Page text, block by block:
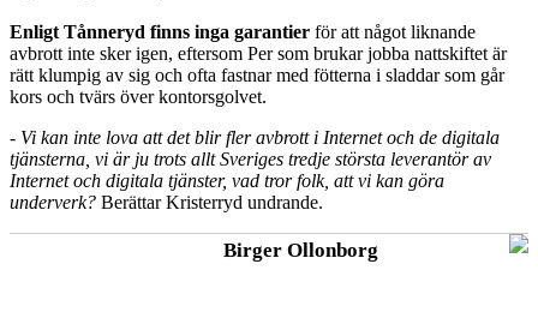
Enligt Tånneryd finns inga garantier för att något liknande
avbrott inte sker igen, eftersom Per som brukar jobba nattskiftet är
rätt klumpig av sig och ofta fastnar med fötterna i sladdar som går
kors och tvärs över kontorsgolvet.
- Vi kan inte lova att det blir fler avbrott i Internet och de digitala
tjänsterna, vi är ju trots allt Sveriges tredje största leverantör av
Internet och digitala tjänster, vad tror folk, att vi kan göra
underverk? Berättar Kristerryd undrande.
Birger Ollonborg